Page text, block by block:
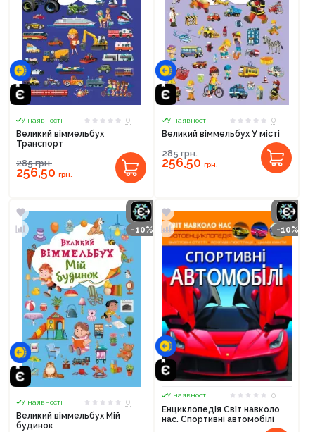
У наявності
0
Великий віммельбух
Транспорт
285грн.
256,50 грн.
У наявності
0
Великий віммельбух У місті
285грн.
256,50 грн.
-10%
У наявності
0
Великий віммельбух Мій
будинок
-10%
У наявності
0
Енциклопедія Світ навколо
нас. Спортивні автомобілі